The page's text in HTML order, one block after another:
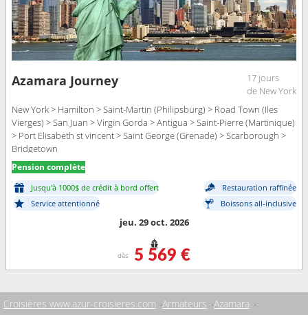
Azamara Journey
17 jours
de New York
New York > Hamilton > Saint-Martin (Philipsburg) > Road Town (Iles
Vierges) > San Juan > Virgin Gorda > Antigua > Saint-Pierre (Martinique)
> Port Elisabeth st vincent > Saint George (Grenade) > Scarborough >
Bridgetown
Pension complète
Jusqu'à 1000$ de crédit à bord offert
Restauration raffinée
Service attentionné
Boissons all-inclusive
jeu. 29 oct. 2026
dès 5 569 €
Croisières www.azur-croisieres.com Armateurs Azamara